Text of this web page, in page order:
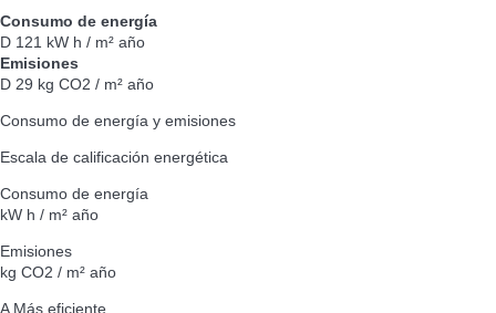
Consumo de energía
D 121 kW h / m² año
Emisiones
D 29 kg CO2 / m² año
Consumo de energía y emisiones
Escala de calificación energética
Consumo de energía
kW h / m² año
Emisiones
kg CO2 / m² año
A Más eficiente